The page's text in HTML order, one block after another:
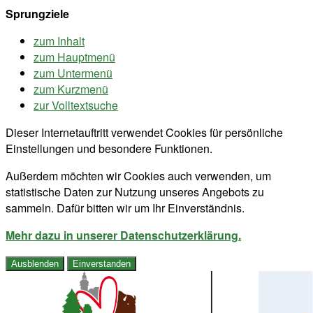
Sprungziele
zum Inhalt
zum Hauptmenü
zum Untermenü
zum Kurzmenü
zur Volltextsuche
Dieser Internetauftritt verwendet Cookies für persönliche
Einstellungen und besondere Funktionen.
Außerdem möchten wir Cookies auch verwenden, um
statistische Daten zur Nutzung unseres Angebots zu
sammeln. Dafür bitten wir um Ihr Einverständnis.
Mehr dazu in unserer Datenschutzerklärung.
Ausblenden Einverstanden